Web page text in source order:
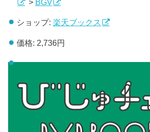
> BGV
ショップ: 楽天ブックス
価格: 2,736円